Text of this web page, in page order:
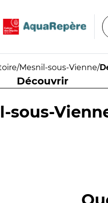
/Mesnil-sous-Vienne/
Découvrir
sous-